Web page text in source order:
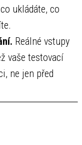
ukládáte, co
Reálné vstupy
vaše testovací
ne jen před